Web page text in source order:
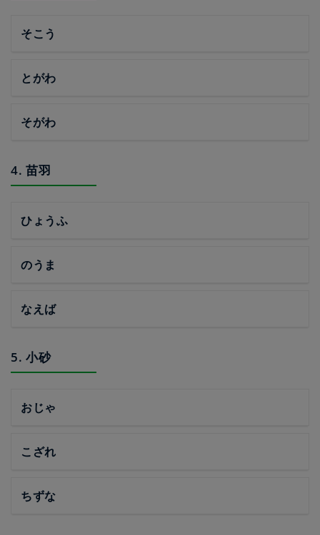
そこう
とがわ
そがわ
4. 苗羽
ひょうふ
のうま
なえば
5. 小砂
おじゃ
こざれ
ちずな